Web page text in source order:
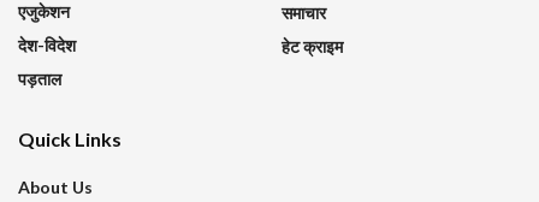
एजुकेशन
देश-विदेश
पड़ताल
समाचार
हेट क्राइम
Quick Links
About Us